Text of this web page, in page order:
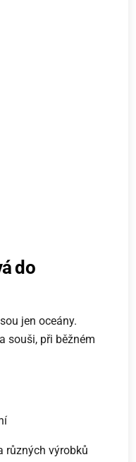
do
jen oceány.
souši, při běžném
různých výrobků